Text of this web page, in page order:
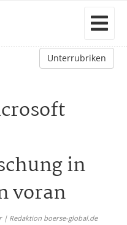
Unterrubriken
in
voran
| Redaktion boerse-global.de